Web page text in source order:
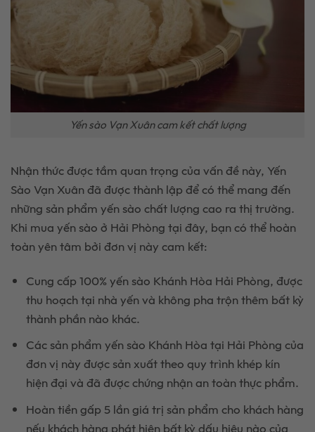
Yến sào Vạn Xuân cam kết chất lượng
Nhận thức được tầm quan trọng của vấn đề này, Yến
Sào Vạn Xuân đã được thành lập để có thể mang đến
những sản phẩm yến sào chất lượng cao ra thị trường.
Khi mua yến sào ở Hải Phòng tại đây, bạn có thể hoàn
toàn yên tâm bởi đơn vị này cam kết:
Cung cấp 100% yến sào Khánh Hòa Hải Phòng, được
thu hoạch tại nhà yến và không pha trộn thêm bất kỳ
thành phần nào khác.
Các sản phẩm yến sào Khánh Hòa tại Hải Phòng của
đơn vị này được sản xuất theo quy trình khép kín
hiện đại và đã được chứng nhận an toàn thực phẩm.
Hoàn tiền gấp 5 lần giá trị sản phẩm cho khách hàng
nếu khách hàng phát hiện bất kỳ dấu hiệu nào của